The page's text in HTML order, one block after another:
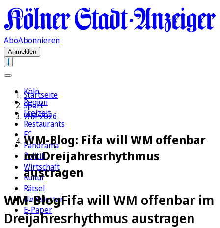
AboAbonnieren
Anmelden
Köln
Region
Freizeit
Restaurants
FC
Panorama
Politik
Wirtschaft
Kultur
Rätsel
Newsletter
E-Paper
Startseite
Sport
WM 2026
WM-Blog: Fifa will WM offenbar
im Dreijahresrhythmus
austragen
WM-BlogFifa will WM offenbar im
Dreijahresrhythmus austragen